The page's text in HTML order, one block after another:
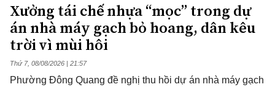
Xưởng tái chế nhựa “mọc” trong dự
án nhà máy gạch bỏ hoang, dân kêu
trời vì mùi hôi
Thứ 7, 08/08/2026 | 21:57
Phường Đông Quang đề nghị thu hồi dự án nhà máy gạch